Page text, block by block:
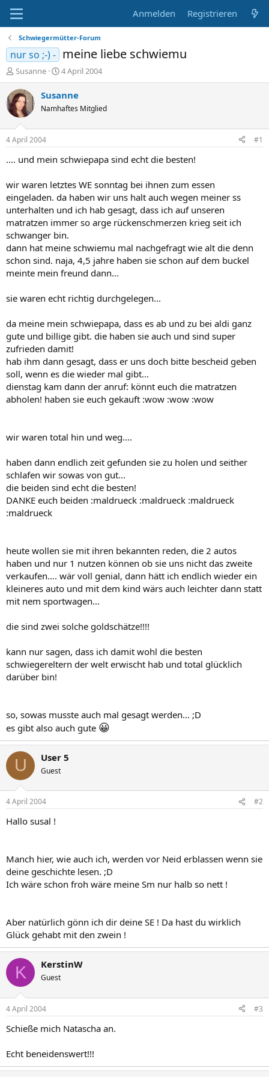
Anmelden Registrieren
Schwiegermütter-Forum
nur so ;-) - meine liebe schwiemu
E
r
s
t
e
e
Susanne
E
r
s
e
t
a
4 April 2004
Susanne
Namhaftes Mitglied
4 April 2004 #1
.... und mein schwiepapa sind echt die besten!
wir waren letztes WE sonntag bei ihnen zum essen
eingeladen. da haben wir uns halt auch wegen meiner ss
unterhalten und ich hab gesagt, dass ich auf unseren
matratzen immer so arge rückenschmerzen krieg seit ich
schwanger bin.
dann hat meine schwiemu mal nachgefragt wie alt die denn
schon sind. naja, 4,5 jahre haben sie schon auf dem buckel
meinte mein freund dann...
sie waren echt richtig durchgelegen...
da meine mein schwiepapa, dass es ab und zu bei aldi ganz
gute und billige gibt. die haben sie auch und sind super
zufrieden damit!
hab ihm dann gesagt, dass er uns doch bitte bescheid geben
soll, wenn es die wieder mal gibt...
dienstag kam dann der anruf: könnt euch die matratzen
abholen! haben sie euch gekauft :wow :wow :wow
wir waren total hin und weg....
haben dann endlich zeit gefunden sie zu holen und seither
schlafen wir sowas von gut...
die beiden sind echt die besten!
DANKE euch beiden :maldrueck :maldrueck :maldrueck
:maldrueck
heute wollen sie mit ihren bekannten reden, die 2 autos
haben und nur 1 nutzen können ob sie uns nicht das zweite
verkaufen.... wär voll genial, dann hätt ich endlich wieder ein
kleineres auto und mit dem kind wärs auch leichter dann statt
mit nem sportwagen...
die sind zwei solche goldschätze!!!!
kann nur sagen, dass ich damit wohl die besten
schwiegereltern der welt erwischt hab und total glücklich
darüber bin!
so, sowas musste auch mal gesagt werden... ;D
es gibt also auch gute 😀
U User 5
Guest
4 April 2004 #2
Hallo susal !
Manch hier, wie auch ich, werden vor Neid erblassen wenn sie
deine geschichte lesen. ;D
Ich wäre schon froh wäre meine Sm nur halb so nett !
Aber natürlich gönn ich dir deine SE ! Da hast du wirklich
Glück gehabt mit den zwein !
K KerstinW
Guest
4 April 2004 #3
Schieße mich Natascha an.
Echt beneidenswert!!!